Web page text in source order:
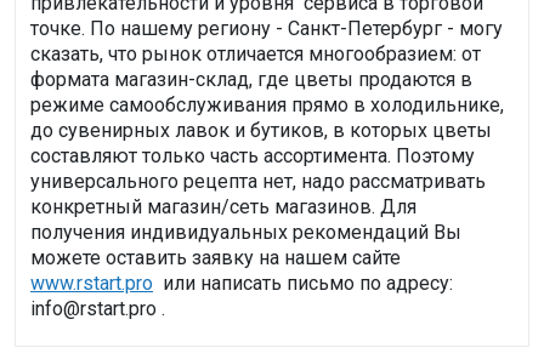
точке. По нашему региону - Санкт-Петербург - могу
сказать, что рынок отличается многообразием: от
формата магазин-склад, где цветы продаются в
режиме самообслуживания прямо в холодильнике,
до сувенирных лавок и бутиков, в которых цветы
составляют только часть ассортимента. Поэтому
универсального рецепта нет, надо рассматривать
конкретный магазин/сеть магазинов. Для
получения индивидуальных рекомендаций Вы
можете оставить заявку на нашем сайте
www.rstart.pro или написать письмо по адресу:
info@rstart.pro .